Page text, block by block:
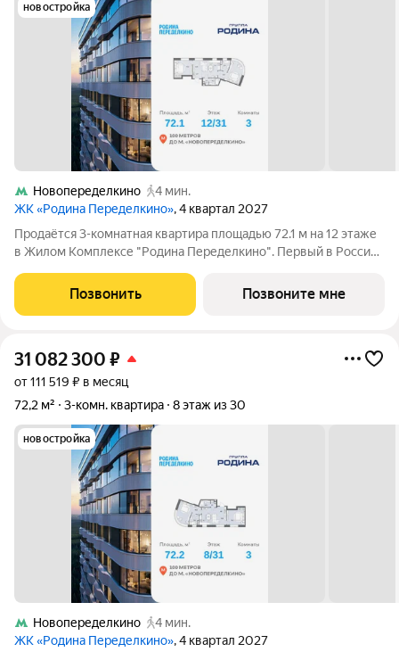
новостройка
Новопеределкино
4 мин.
ЖК «Родина Переделкино», 4 квартал 2027
Продаётся 3-комнатная квартира площадью 72.1 м на 12 этаже
в Жилом Комплексе "Родина Переделкино". Первый в России
квартал бизнес-класса на Западе Москвы на границе с
Ульяновским лесопарком,
Позвонить Позвоните мне
31 082 300 ₽
от 111 519 ₽ в месяц
72,2 м²
3-комн. квартира 8 этаж из 30
новостройка
Новопеределкино
4 мин.
ЖК «Родина Переделкино», 4 квартал 2027